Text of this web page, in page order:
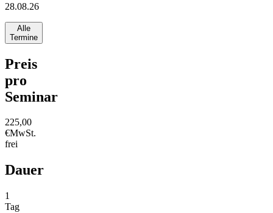
28.08.26
Alle
Termine
Preis
pro
Seminar
225,00
€MwSt.
frei
Dauer
1
Tag